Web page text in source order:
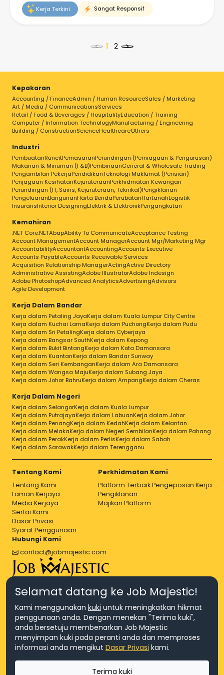
Kerja Terkini Sangat Responsif
< >
Pilih kerja untuk butiran
Kepakaran
Accounting / FinanceAdmin / Human ResourceSales / Marketing
Art / Media / CommunicationsServices
Retail / Food & Beverages / HospitalityEducation / Training
Computer / Information TechnologyManufacturing / Engineering
Building / ConstructionScienceHealthcareOthers
Industri
PembuatanRuncitPemasaranPerundingan (Perniagaan & Pengurusan)
Makanan & Minuman (F&B)PembinaanGeneral & Wholesale Trading
Pengambilan PekerjaPendidikanTeknologi Maklumat (Perisian)
Penjagaan KesihatanKejuruteraanPerkhidmatan Kewangan
Perundingan (IT, Sains, Kejuruteraan, Teknikal)Pengiklanan
PengeluaranBangunanHarta BendaPerubatanHartanahLogistik
InsuransInterior DesigningElektrik & ElektronikPengangkutan
Kemahiran
.NET Core.NETAbapAbility To CommunicateAcceptance Testing
Account ManagementAccount ManagerAccount Mgr/Marketing Mgr
AccountabilityAccountantAccountingAccounts Executive
Accounts PayableAccounts Receivable Services
Acquisition Relationship ManagerActingActive Directory
Administrative AssistingAdobe IllustratorAdobe Indesign
Adobe PhotoshopAdvanced AnalyticsAdvertisingAdvisors
Agile Development
Kerja Dalam Bandar
Kerja dalam Petaling JayaKerja dalam Kuala Lumpur City Centre
Kerja dalam Kuchai LamaKerja dalam PuchongKerja dalam Pudu
Kerja dalam Sri PetalingKerja dalam Cyberjaya
Kerja dalam Bangsar SouthKerja dalam Kepong
Kerja dalam Bukit BintangKerja dalam Kota Damansara
Kerja dalam KuantanKerja dalam Bandar Sunway
Kerja dalam Seri KembanganKerja dalam Ara Damansara
Kerja dalam Wangsa MajuKerja dalam Subang Jaya
Kerja dalam Johor BahruKerja dalam AmpangKerja dalam Cheras
Kerja Dalam Negeri
Kerja dalam SelangorKerja dalam Kuala Lumpur
Kerja dalam PutrajayaKerja dalam LabuanKerja dalam Johor
Kerja dalam PenangKerja dalam KedahKerja dalam Kelantan
Kerja dalam MelakaKerja dalam Negeri SembilanKerja dalam Pahang
Kerja dalam PerakKerja dalam PerlisKerja dalam Sabah
Kerja dalam SarawakKerja dalam Terengganu
Tentang Kami
Tentang Kami
Laman Kerjaya
Media Kerjaya
Sertai Kami
Dasar Privasi
Syarat Penggunaan
Perkhidmatan Kami
Platform Terbaik Pengeposan Kerja
Pengiklanan
Majikan Platform
Hubungi Kami
contact@jobmajestic.com
© Hakcipta 2026 Agensi Pekerjaan JEV Management Sdn. Bhd.,
registered in Malaysia (Company No: 201701016948 (1231113-U), EA
Selamat datang ke Job Majestic!
Kami menggunakan kuki untuk meningkatkan hikmat
penggunaan anda. Dengan menekan "Terima kuki",
anda bersetuju membenarkan Job Majestic
menyimpan kuki pada peranti anda dan memproses
informasi anda mengikut Dasar Privasi kami.
Terima kuki